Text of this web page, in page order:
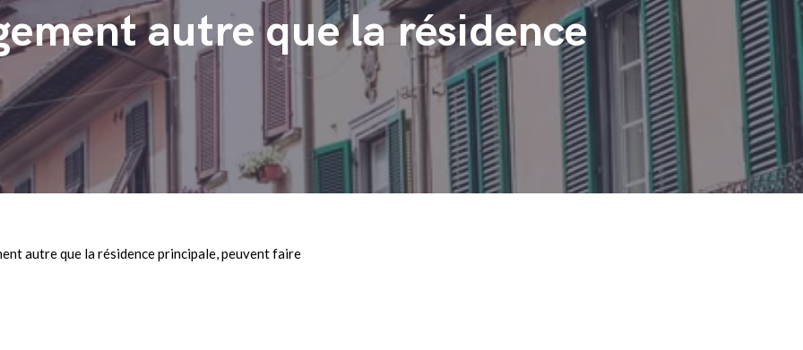
autre que la résidence
autre que la résidence principale, peuvent faire